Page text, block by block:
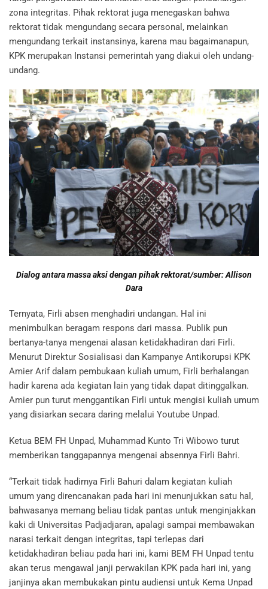
zona integritas. Pihak rektorat juga menegaskan bahwa
rektorat tidak mengundang secara personal, melainkan
mengundang terkait instansinya, karena mau bagaimanapun,
KPK merupakan Instansi pemerintah yang diakui oleh undang-
undang.
Dialog antara massa aksi dengan pihak rektorat/sumber: Allison
Dara
Ternyata, Firli absen menghadiri undangan. Hal ini
menimbulkan beragam respons dari massa. Publik pun
bertanya-tanya mengenai alasan ketidakhadiran dari Firli.
Menurut Direktur Sosialisasi dan Kampanye Antikorupsi KPK
Amier Arif dalam pembukaan kuliah umum, Firli berhalangan
hadir karena ada kegiatan lain yang tidak dapat ditinggalkan.
Amier pun turut menggantikan Firli untuk mengisi kuliah umum
yang disiarkan secara daring melalui Youtube Unpad.
Ketua BEM FH Unpad, Muhammad Kunto Tri Wibowo turut
memberikan tanggapannya mengenai absennya Firli Bahri.
“Terkait tidak hadirnya Firli Bahuri dalam kegiatan kuliah
umum yang direncanakan pada hari ini menunjukkan satu hal,
bahwasanya memang beliau tidak pantas untuk menginjakkan
kaki di Universitas Padjadjaran, apalagi sampai membawakan
narasi terkait dengan integritas, tapi terlepas dari
ketidakhadiran beliau pada hari ini, kami BEM FH Unpad tentu
akan terus mengawal janji perwakilan KPK pada hari ini, yang
janjinya akan membukakan pintu audiensi untuk Kema Unpad